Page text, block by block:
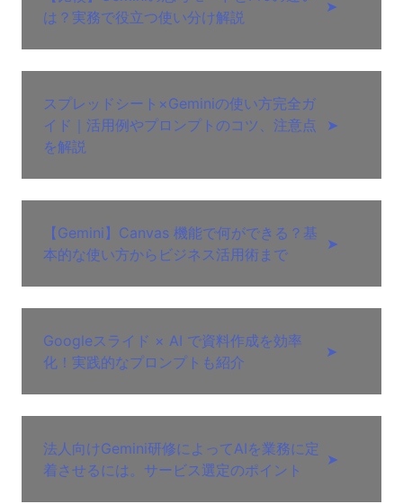
は？実務で役立つ使い分け解説
➤
スプレッドシート×Geminiの使い方完全ガ
イド｜活用例やプロンプトのコツ、注意点
を解説
➤
【Gemini】Canvas 機能で何ができる？基
本的な使い方からビジネス活用術まで
➤
Googleスライド × AI で資料作成を効率
化！実践的なプロンプトも紹介
➤
法人向けGemini研修によってAIを業務に定
着させるには。サービス選定のポイント
➤